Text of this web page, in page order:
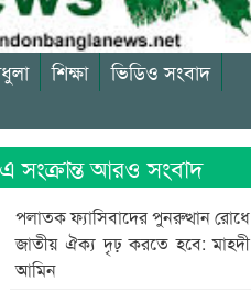
শিক্ষা
ভিডিও সংবাদ
এ সংক্রান্ত আরও সংবাদ
পলাতক ফ্যাসিবাদের পুনরুত্থান রোধে
জাতীয় ঐক্য দৃঢ় করতে হবে: মাহ্দী
আমিন